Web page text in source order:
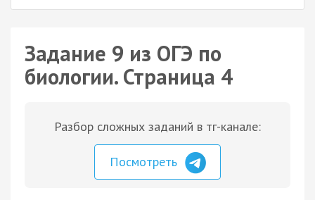
Задание 9 из ОГЭ по
биологии. Страница 4
Разбор сложных заданий в тг-канале:
Посмотреть